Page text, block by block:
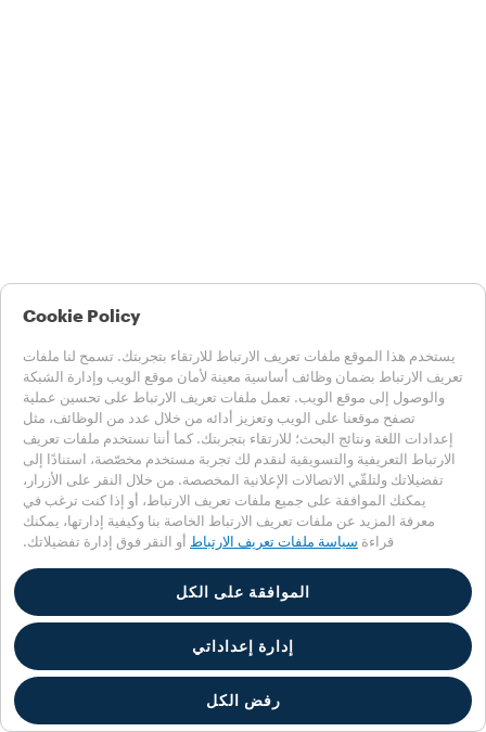
Cookie Policy
يستخدم هذا الموقع ملفات تعريف الارتباط للارتقاء بتجربتك. تسمح لنا ملفات
تعريف الارتباط بضمان وظائف أساسية معينة لأمان موقع الويب وإدارة الشبكة
والوصول إلى موقع الويب. تعمل ملفات تعريف الارتباط على تحسين عملية
تصفح موقعنا على الويب وتعزيز أدائه من خلال عدد من الوظائف، مثل
إعدادات اللغة ونتائج البحث؛ للارتقاء بتجربتك. كما أننا نستخدم ملفات تعريف
الارتباط التعريفية والتسويقية لنقدم لك تجربة مستخدم مخصّصة، استنادًا إلى
تفضيلاتك ولتلقّي الاتصالات الإعلانية المخصصة. من خلال النقر على الأزرار،
يمكنك الموافقة على جميع ملفات تعريف الارتباط، أو إذا كنت ترغب في
معرفة المزيد عن ملفات تعريف الارتباط الخاصة بنا وكيفية إدارتها، يمكنك
قراءة سياسة ملفات تعريف الارتباط أو النقر فوق إدارة تفضيلاتك.
الموافقة على الكل
إدارة إعداداتي
رفض الكل